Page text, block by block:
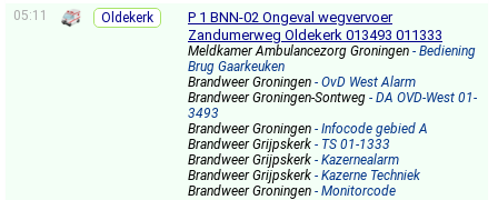
05:11
Oldekerk
P 1 BNN-02 Ongeval wegvervoer
Zandumerweg Oldekerk 013493 011333
Meldkamer Ambulancezorg Groningen - Bediening
Brug Gaarkeuken
Brandweer Groningen - OvD West Alarm
Brandweer Groningen-Sontweg - DA OVD-West 01-
3493
Brandweer Groningen - Infocode gebied A
Brandweer Grijpskerk - TS 01-1333
Brandweer Grijpskerk - Kazernealarm
Brandweer Grijpskerk - Kazerne Techniek
Brandweer Groningen - Monitorcode